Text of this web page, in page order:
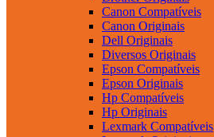
Canon Compatíveis
Canon Originais
Dell Originais
Diversos Originais
Epson Compatíveis
Epson Originais
Hp Compatíveis
Hp Originais
Lexmark Compatíveis